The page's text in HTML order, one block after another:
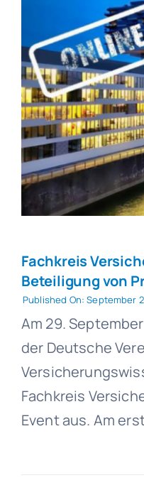
Fachkreis
Beteiligung von
Published On: September
Am 29.
der Deutsche
Fachkreis
Event aus. Am